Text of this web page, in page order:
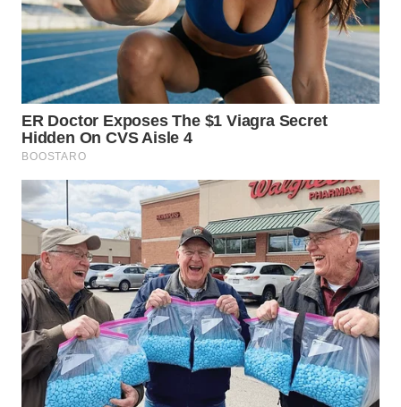
WN
KALSEL
WN
KALTIM
WN
WN
GORONTALO
WN
SULUT
WN
MALUKU